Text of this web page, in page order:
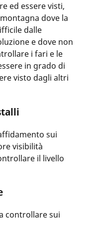
ed essere visti,
dove la
dalle
e dove non
i fari e le
in grado di
visto dagli altri
sui
visibilità
il livello
controllare sui